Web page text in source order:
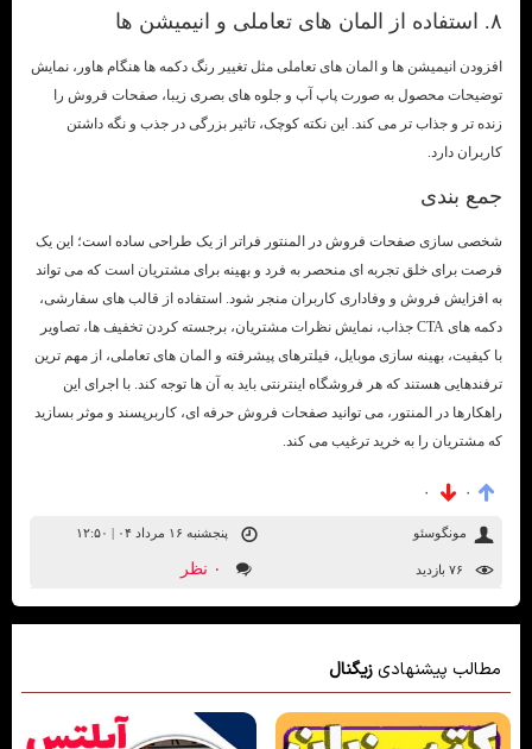
افزودن انیمیشن ها و المان های تعاملی مثل تغییر رنگ دکمه ها هنگام هاور، نمایش
توضیحات محصول به صورت پاپ آپ و جلوه های بصری زیبا، صفحات فروش را
زنده تر و جذاب تر می کند. این نکته کوچک، تاثیر بزرگی در جذب و نگه داشتن
کاربران دارد.
جمع بندی
شخصی سازی صفحات فروش در المنتور فراتر از یک طراحی ساده است؛ این یک
فرصت برای خلق تجربه ای منحصر به فرد و بهینه برای مشتریان است که می تواند
به افزایش فروش و وفاداری کاربران منجر شود. استفاده از قالب های سفارشی،
دکمه های CTA جذاب، نمایش نظرات مشتریان، برجسته کردن تخفیف ها، تصاویر
با کیفیت، بهینه سازی موبایل، فیلترهای پیشرفته و المان های تعاملی، از مهم ترین
ترفندهایی هستند که هر فروشگاه اینترنتی باید به آن ها توجه کند. با اجرای این
راهکارها در المنتور، می توانید صفحات فروش حرفه ای، کاربرپسند و موثر بسازید
که مشتریان را به خرید ترغیب می کند.
۰ ۰
مونگوسئو پنجشنبه ۱۶ مرداد ۰۴ | ۱۲:۵۰
۷۶ بازديد ۰ نظر